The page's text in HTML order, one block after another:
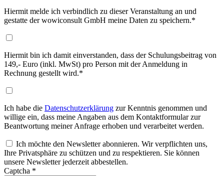
Hiermit melde ich verbindlich zu dieser Veranstaltung an und
gestatte der wowiconsult GmbH meine Daten zu speichern.*
Hiermit bin ich damit einverstanden, dass der Schulungsbeitrag von
149,- Euro (inkl. MwSt) pro Person mit der Anmeldung in
Rechnung gestellt wird.*
Ich habe die Datenschutzerklärung zur Kenntnis genommen und
willige ein, dass meine Angaben aus dem Kontaktformular zur
Beantwortung meiner Anfrage erhoben und verarbeitet werden.
Ich möchte den Newsletter abonnieren. Wir verpflichten uns,
Ihre Privatsphäre zu schützen und zu respektieren. Sie können
unsere Newsletter jederzeit abbestellen.
Captcha *